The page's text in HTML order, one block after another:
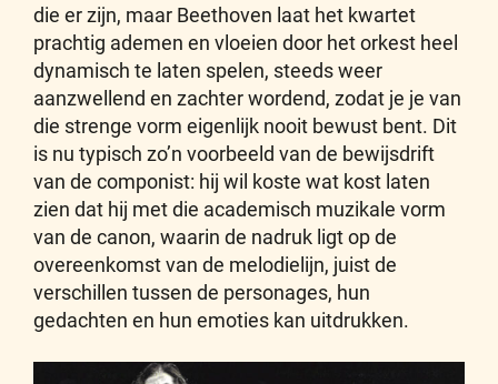
die er zijn, maar Beethoven laat het kwartet
prachtig ademen en vloeien door het orkest heel
dynamisch te laten spelen, steeds weer
aanzwellend en zachter wordend, zodat je je van
die strenge vorm eigenlijk nooit bewust bent. Dit
is nu typisch zo’n voorbeeld van de bewijsdrift
van de componist: hij wil koste wat kost laten
zien dat hij met die academisch muzikale vorm
van de canon, waarin de nadruk ligt op de
overeenkomst van de melodielijn, juist de
verschillen tussen de personages, hun
gedachten en hun emoties kan uitdrukken.